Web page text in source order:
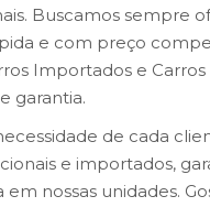
Buscamos sempre
e com preço
Importados e
garantia.
de cada
e importados,
nossas unidades.